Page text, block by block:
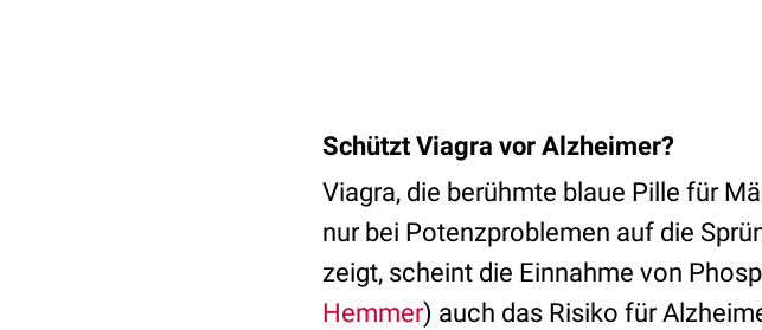
Schützt Viagra vor Alzheimer?
Viagra, die berühmte blaue Pille für
nur bei Potenzproblemen auf die
zeigt, scheint die Einnahme von
Hemmer) auch das Risiko für